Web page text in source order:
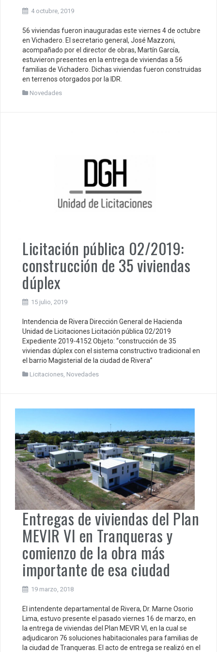
4 octubre, 2019
56 viviendas fueron inauguradas este viernes 4 de octubre
en Vichadero. El secretario general, José Mazzoni,
acompañado por el director de obras, Martín García,
estuvieron presentes en la entrega de viviendas a 56
familias de Vichadero. Dichas viviendas fueron construidas
en terrenos otorgados por la IDR.
Novedades
Licitación pública 02/2019:
construcción de 35 viviendas
dúplex
15 julio, 2019
Intendencia de Rivera Dirección General de Hacienda
Unidad de Licitaciones Licitación pública 02/2019
Expediente 2019-4152 Objeto: “construcción de 35
viviendas dúplex con el sistema constructivo tradicional en
el barrio Magisterial de la ciudad de Rivera”
Licitaciones, Novedades
Entregas de viviendas del Plan
MEVIR VI en Tranqueras y
comienzo de la obra más
importante de esa ciudad
19 marzo, 2018
El intendente departamental de Rivera, Dr. Marne Osorio
Lima, estuvo presente el pasado viernes 16 de marzo, en
la entrega de viviendas del Plan MEVIR VI, en la cual se
adjudicaron 76 soluciones habitacionales para familias de
la ciudad de Tranqueras. El acto de entrega se realizó en el